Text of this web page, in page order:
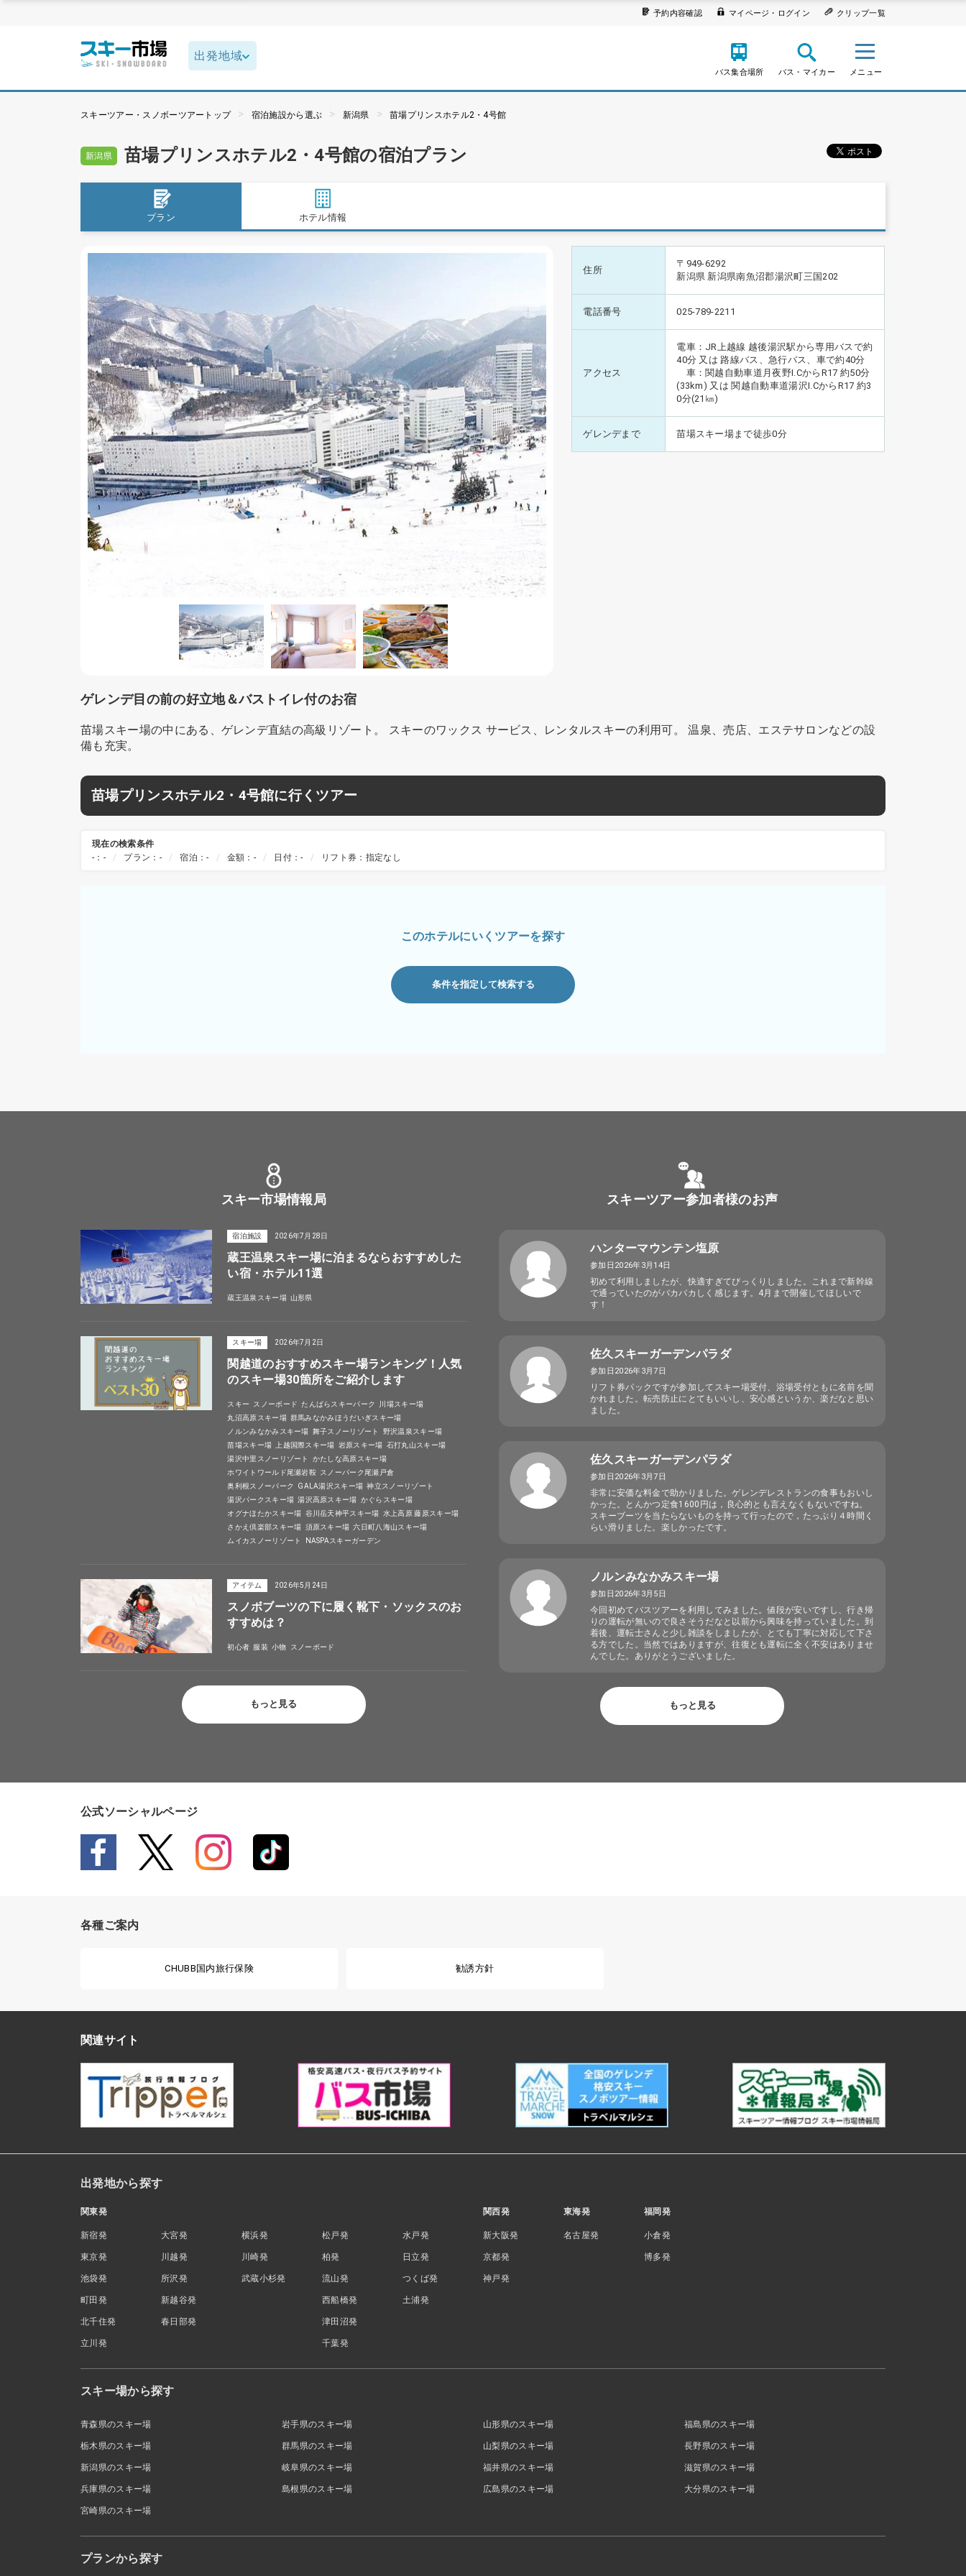
予約内容確認 マイページ・ログイン クリップ一覧
バス集合場所 バス・マイカー メニュー
スキーツアー・スノボーツアートップ 宿泊施設から選ぶ 新潟県 苗場プリンスホテル2・4号館
新潟県 苗場プリンスホテル2・4号館の宿泊プラン
プラン ホテル情報
住所
〒949-6292
新潟県 新潟県南魚沼郡湯沢町三国202
電話番号 025-789-2211
アクセス
電車：JR上越線 越後湯沢駅から専用バスで約
40分 又は 路線バス、急行バス、車で約40分
車：関越自動車道月夜野I.CからR17 約50分
(33km) 又は 関越自動車道湯沢I.CからR17 約3
0分(21㎞)
ゲレンデまで 苗場スキー場まで徒歩0分
ゲレンデ目の前の好立地＆バストイレ付のお宿
苗場スキー場の中にある、ゲレンデ直結の高級リゾート。 スキーのワックス サービス、レンタルスキーの利用可。 温泉、売店、エステサロンなどの設
備も充実。
苗場プリンスホテル2・4号館に行くツアー
現在の検索条件
-：-
プラン：- 宿泊：- 金額：- 日付：- リフト券：指定なし
このホテルにいくツアーを探す
条件を指定して検索する
スキー市場情報局
宿泊施設 2026年7月28日
蔵王温泉スキー場に泊まるならおすすめした
い宿・ホテル11選
蔵王温泉スキー場 山形県
スキー場 2026年7月2日
関越道のおすすめスキー場ランキング！人気
のスキー場30箇所をご紹介します
スキー スノーボード たんばらスキーパーク
川場スキー場
丸沼高原スキー場 群馬みなかみほうだいぎスキー場
ノルンみなかみスキー場 舞子スノーリゾート
野沢温泉スキー場
苗場スキー場
上越国際スキー場 岩原スキー場 石打丸山スキー場
湯沢中里スノーリゾート
かたしな高原スキー場
ホワイトワールド尾瀬岩鞍 スノーパーク尾瀬戸倉
奥利根スノーパーク
GALA湯沢スキー場 神立スノーリゾート
湯沢パークスキー場 湯沢高原スキー場 かぐらスキー場
オグナほたかスキー場 谷川岳天神平スキー場 水上高原 藤原スキー場
さかえ倶楽部スキー場 須原スキー場 六日町八海山スキー場
ムイカスノーリゾート
NASPAスキーガーデン
アイテム 2026年5月24日
スノボブーツの下に履く靴下・ソックスのお
すすめは？
初心者 服装 小物 スノーボード
もっと見る
スキーツアー参加者様のお声
ハンターマウンテン塩原
参加日2026年3月14日
初めて利用しましたが、快適すぎてびっくりしました。これまで新幹線
で通っていたのがバカバカしく感じます。4月まで開催してほしいで
す！
佐久スキーガーデンパラダ
参加日2026年3月7日
リフト券パックですが参加してスキー場受付、浴場受付ともに名前を聞
かれました。転売防止にとてもいいし、安心感というか、楽だなと思い
ました。
佐久スキーガーデンパラダ
参加日2026年3月7日
非常に安価な料金で助かりました。ゲレンデレストランの食事もおいし
かった。とんかつ定食1600円は，良心的とも言えなくもないですね。
スキーブーツを当たらないものを持って行ったので，たっぷり４時間く
らい滑りました。楽しかったです。
ノルンみなかみスキー場
参加日2026年3月5日
今回初めてバスツアーを利用してみました。値段が安いですし、行き帰
りの運転が無いので良さそうだなと以前から興味を持っていました。到
着後、運転士さんと少し雑談をしましたが、とても丁寧に対応して下さ
る方でした。当然ではありますが、往復とも運転に全く不安はありませ
んでした。ありがとうございました。
もっと見る
公式ソーシャルページ
各種ご案内
CHUBB国内旅行保険 勧誘方針
関連サイト
出発地から探す
関東発
新宿発
東京発
池袋発
町田発
北千住発
立川発
大宮発
川越発
所沢発
新越谷発
春日部発
横浜発
川崎発
武蔵小杉発
松戸発
柏発
流山発
西船橋発
津田沼発
千葉発
水戸発
日立発
つくば発
土浦発
関西発
新大阪発
京都発
神戸発
東海発
名古屋発
福岡発
小倉発
博多発
スキー場から探す
青森県のスキー場 岩手県のスキー場 山形県のスキー場 福島県のスキー場
栃木県のスキー場 群馬県のスキー場 山梨県のスキー場 長野県のスキー場
新潟県のスキー場 岐阜県のスキー場 福井県のスキー場 滋賀県のスキー場
兵庫県のスキー場 島根県のスキー場 広島県のスキー場 大分県のスキー場
宮崎県のスキー場
プランから探す